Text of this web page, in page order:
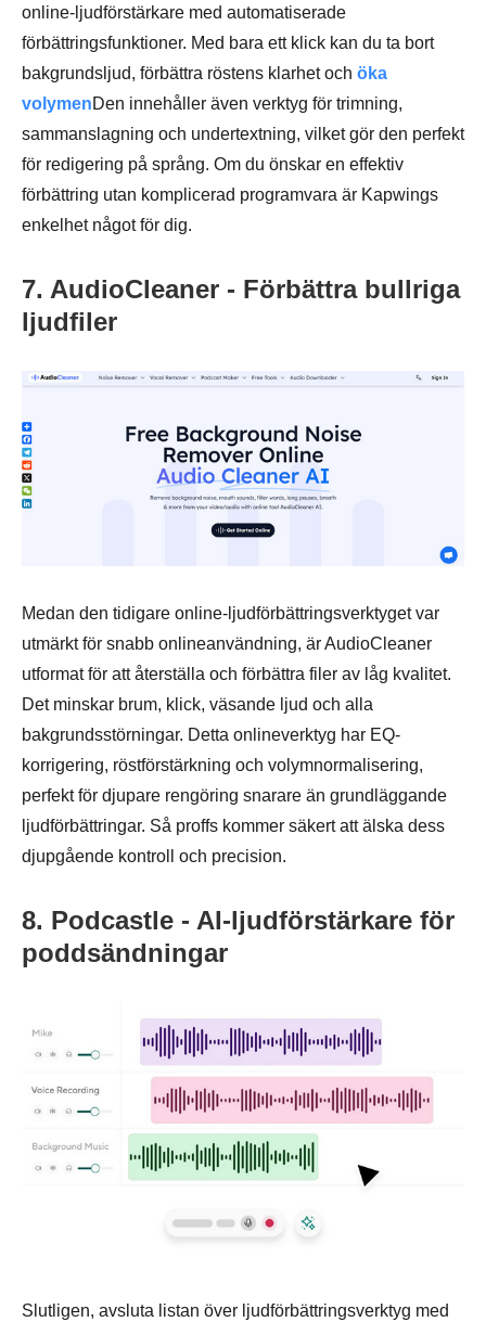
online-ljudförstärkare med automatiserade
förbättringsfunktioner. Med bara ett klick kan du ta bort
bakgrundsljud, förbättra röstens klarhet och öka
volymenDen innehåller även verktyg för trimning,
sammanslagning och undertextning, vilket gör den perfekt
för redigering på språng. Om du önskar en effektiv
förbättring utan komplicerad programvara är Kapwings
enkelhet något för dig.
7. AudioCleaner - Förbättra bullriga
ljudfiler
Medan den tidigare online-ljudförbättringsverktyget var
utmärkt för snabb onlineanvändning, är AudioCleaner
utformat för att återställa och förbättra filer av låg kvalitet.
Det minskar brum, klick, väsande ljud och alla
bakgrundsstörningar. Detta onlineverktyg har EQ-
korrigering, röstförstärkning och volymnormalisering,
perfekt för djupare rengöring snarare än grundläggande
ljudförbättringar. Så proffs kommer säkert att älska dess
djupgående kontroll och precision.
8. Podcastle - AI-ljudförstärkare för
poddsändningar
Slutligen, avsluta listan över ljudförbättringsverktyg med